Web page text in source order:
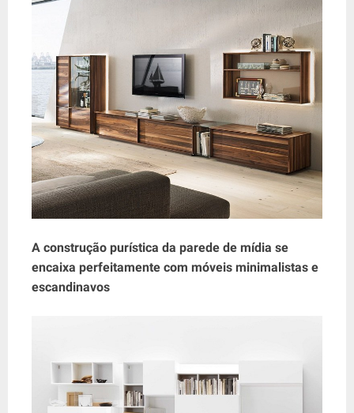
A construção purística da parede de mídia se
encaixa perfeitamente com móveis minimalistas e
escandinavos